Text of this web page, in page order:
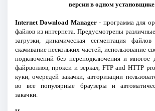
версии в одном
Internet Download Manager- программа для
файлов из интернета. Предусмотрены
загрузки, динамическая сегментация
скачивание нескольких частей, использование
подключений без переподключения и многое
файрволлов, прокси и зеркал, FTP and HTTP
куки, очередей закачки, авторизации
во все популярные браузеры и
закачки.